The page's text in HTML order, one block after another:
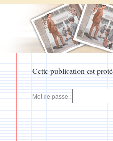
Cette publication est
Mot de passe :